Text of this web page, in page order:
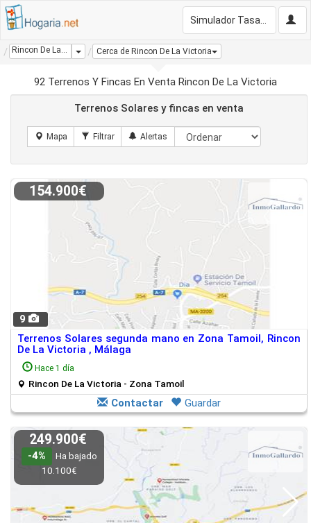
Rincon De La Victoria Dropdown
Cerca de Rincon De La Victoria
92 Terrenos Y Fincas En Venta Rincon De La Victoria
Terrenos Solares y fincas en venta
9
154.900€
Terrenos Solares segunda mano en Zona Tamoil, Rincon
De La Victoria , Málaga
Hace 1 día
Rincon De La Victoria - Zona Tamoil
Contactar Guardar
249.900€
-4%
Ha bajado
10.100€